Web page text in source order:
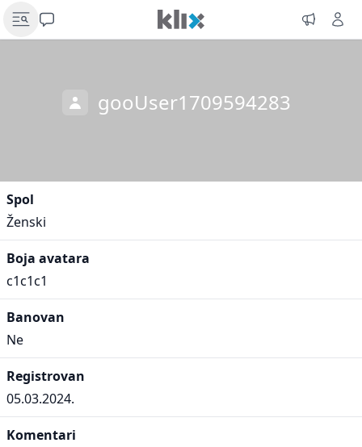
gooUser1709594283
Spol
Ženski
Boja avatara
c1c1c1
Banovan
Ne
Registrovan
05.03.2024.
Komentari